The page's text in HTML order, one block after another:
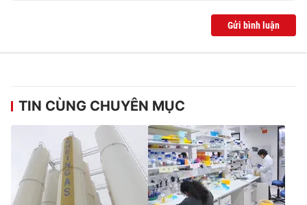
Gửi bình luận
TIN CÙNG CHUYÊN MỤC